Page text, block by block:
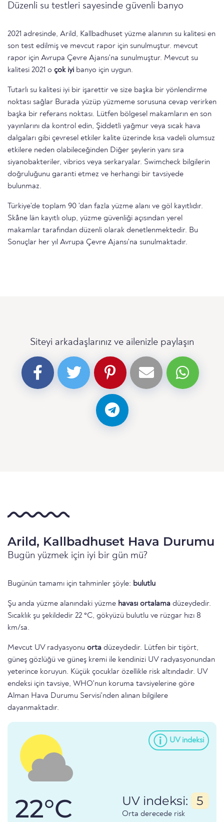
Düzenli su testleri sayesinde güvenli banyo
2021 adresinde, Arild, Kallbadhuset yüzme alanının su kalitesi en
son test edilmiş ve mevcut rapor için sunulmuştur. mevcut
rapor için Avrupa Çevre Ajansı'na sunulmuştur. Mevcut su
kalitesi 2021 o çok iyi banyo için uygun.
Tutarlı su kalitesi iyi bir işarettir ve size başka bir yönlendirme
noktası sağlar Burada yüzüp yüzmeme sorusuna cevap verirken
başka bir referans noktası. Lütfen bölgesel makamların en son
yayınlarını da kontrol edin, Şiddetli yağmur veya sıcak hava
dalgaları gibi çevresel etkiler kalite üzerinde kısa vadeli olumsuz
etkilere neden olabileceğinden Diğer şeylerin yanı sıra
siyanobakteriler, vibrios veya serkaryalar. Swimcheck bilgilerin
doğruluğunu garanti etmez ve herhangi bir tavsiyede
bulunmaz.
Türkiye'de toplam 90 'dan fazla yüzme alanı ve göl kayıtlıdır.
Skåne län kayıtlı olup, yüzme güvenliği açısından yerel
makamlar tarafından düzenli olarak denetlenmektedir. Bu
Sonuçlar her yıl Avrupa Çevre Ajansı'na sunulmaktadır.
Siteyi arkadaşlarınız ve ailenizle paylaşın
Arild, Kallbadhuset Hava Durumu
Bugün yüzmek için iyi bir gün mü?
Bugünün tamamı için tahminler şöyle: bulutlu
Şu anda yüzme alanındaki yüzme havası ortalama düzeydedir.
Sıcaklık şu şekildedir 22 °C, gökyüzü bulutlu ve rüzgar hızı 8
km/sa.
Mevcut UV radyasyonu orta düzeydedir. Lütfen bir tişört,
güneş gözlüğü ve güneş kremi ile kendinizi UV radyasyonundan
yeterince koruyun. Küçük çocuklar özellikle risk altındadır. UV
endeksi için tavsiye, WHO'nun koruma tavsiyelerine göre
Alman Hava Durumu Servisi'nden alınan bilgilere
dayanmaktadır.
UV indeksi
22°C UV indeksi: 5
Orta derecede risk